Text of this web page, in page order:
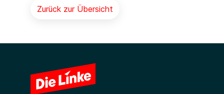
Zurück zur Übersicht